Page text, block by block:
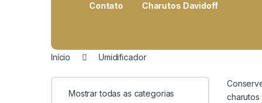
Contato Charutos Davidoff
Início Umidificador
Mostrar todas as categorias